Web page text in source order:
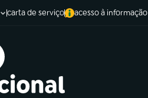
carta de serviço acesso à informação